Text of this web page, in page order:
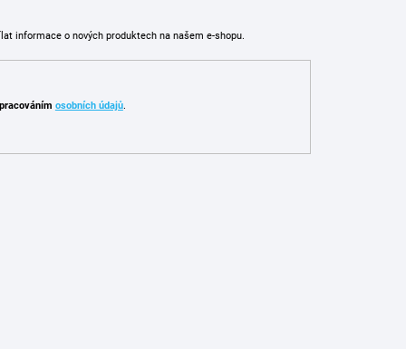
informace o nových produktech na našem e-shopu.
osobních údajů.